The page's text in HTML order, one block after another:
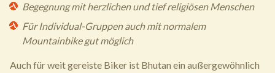
Begegnung mit herzlichen und tief religiösen Menschen
Für Individual-Gruppen auch mit normalem
Mountainbike gut möglich
Auch für weit gereiste Biker ist Bhutan ein außergewöhnlich